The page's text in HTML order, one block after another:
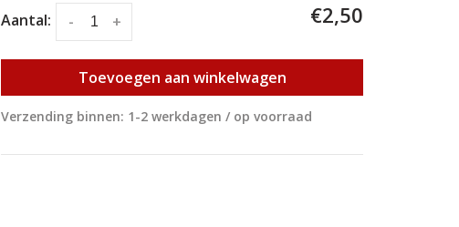
Aantal: +
- €2,50
Toevoegen aan winkelwagen
Verzending binnen: 1-2 werkdagen / op voorraad